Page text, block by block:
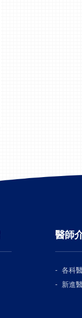
醫師
各科
新進